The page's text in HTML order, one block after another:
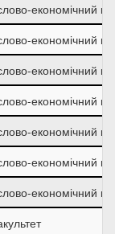
економічний
економічний
економічний
економічний
економічний
економічний
економічний